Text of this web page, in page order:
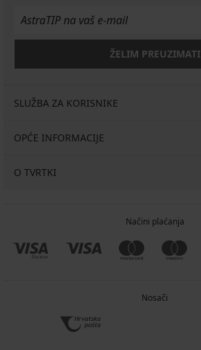
ŽELIM PREUZIMATI
SLUŽBA ZA KORISNIKE
OPĆE INFORMACIJE
O TVRTKI
Načini plaćanja
Nosači